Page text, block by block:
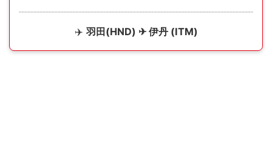
✈️ 羽田(HND) ✈ 伊丹 (ITM)